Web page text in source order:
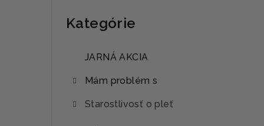
Preskočiť
Kategórie
JARNÁ AKCIA
Mám problém s
Starostlivosť o pleť